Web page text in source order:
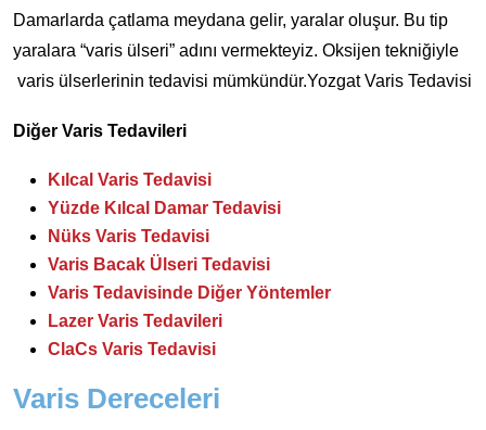
Damarlarda çatlama meydana gelir, yaralar oluşur. Bu tip
yaralara “varis ülseri” adını vermekteyiz. Oksijen tekniğiyle
varis ülserlerinin tedavisi mümkündür.Yozgat Varis Tedavisi
Diğer Varis Tedavileri
Kılcal Varis Tedavisi
Yüzde Kılcal Damar Tedavisi
Nüks Varis Tedavisi
Varis Bacak Ülseri Tedavisi
Varis Tedavisinde Diğer Yöntemler
Lazer Varis Tedavileri
ClaCs Varis Tedavisi
Varis Dereceleri